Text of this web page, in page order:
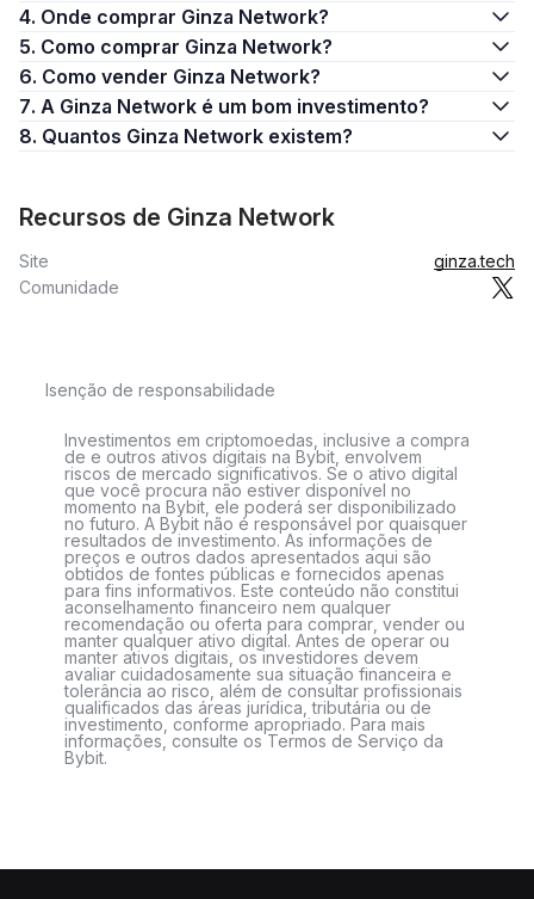
4. Onde comprar Ginza Network?
5. Como comprar Ginza Network?
6. Como vender Ginza Network?
7. A Ginza Network é um bom investimento?
8. Quantos Ginza Network existem?
Recursos de Ginza Network
Site
ginza.tech
Comunidade
Isenção de responsabilidade
Investimentos em criptomoedas, inclusive a compra
de e outros ativos digitais na Bybit, envolvem
riscos de mercado significativos. Se o ativo digital
que você procura não estiver disponível no
momento na Bybit, ele poderá ser disponibilizado
no futuro. A Bybit não é responsável por quaisquer
resultados de investimento. As informações de
preços e outros dados apresentados aqui são
obtidos de fontes públicas e fornecidos apenas
para fins informativos. Este conteúdo não constitui
aconselhamento financeiro nem qualquer
recomendação ou oferta para comprar, vender ou
manter qualquer ativo digital. Antes de operar ou
manter ativos digitais, os investidores devem
avaliar cuidadosamente sua situação financeira e
tolerância ao risco, além de consultar profissionais
qualificados das áreas jurídica, tributária ou de
investimento, conforme apropriado. Para mais
informações, consulte os Termos de Serviço da
Bybit.